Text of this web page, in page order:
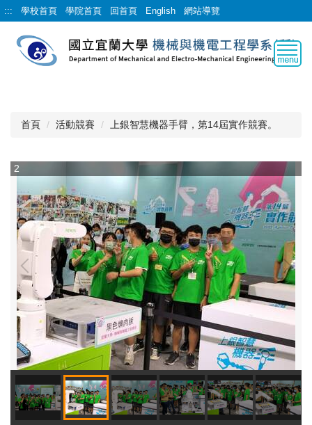
跳
到
::: 學校首頁 學院首頁 回首頁 English 網站導覽
首頁 活動競賽 上銀智慧機器手臂，第14屆實作競賽。
2